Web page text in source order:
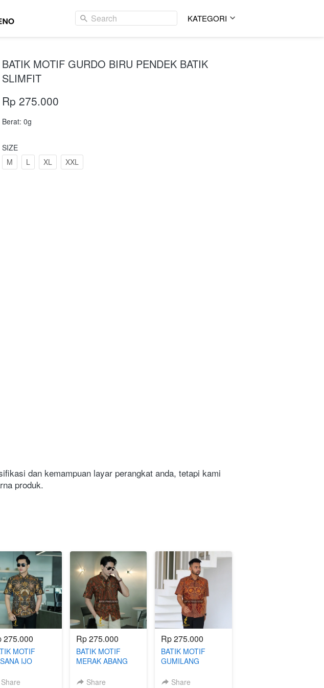
Search KATEGORI
Search KATEGORI
BATIK MOTIF GURDO BIRU PENDEK BATIK
SLIMFIT
Rp 275.000
Berat: 0g
SIZE
M
L XL XXL
dan kemampuan layar perangkat anda, tetapi kami
produk.
275.000
MOTIF
IJO
Share
Rp 275.000
BATIK MOTIF
MERAK ABANG
SLIMFIT
Share
Rp 275.000
BATIK MOTIF
GUMILANG
SLIMFIT
Share